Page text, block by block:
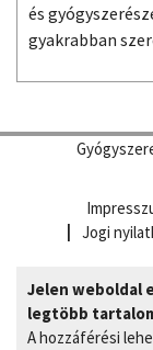
és
gyakrabban
Jogi
Jelen weboldal
legtöbb
A hozzáférési